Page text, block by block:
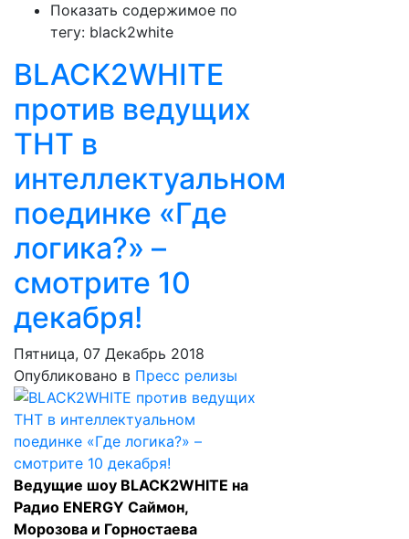
Показать содержимое по
тегу: black2white
BLACK2WHITE
против ведущих
ТНТ в
интеллектуальном
поединке «Где
логика?» –
смотрите 10
декабря!
Пятница, 07 Декабрь 2018
Опубликовано в Пресс релизы
Ведущие шоу BLACK2WHITE на
Радио ENERGY Саймон,
Морозова и Горностаева